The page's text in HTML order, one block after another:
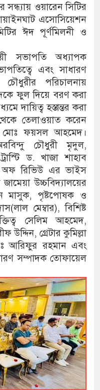
ওয়ারেন সিটির
এসোসিয়েশন
ঈদ পূর্ণমিলনী ও
সভাপতি অধ্যাপক
এবং সাধারণ
পরিচালনায়
ফুল দিয়ে বরণ করা
দায়িত্ব হস্তান্তর করা
তেলাওয়াত করেন
মোঃ ফয়সল আহমেদ।
চৌধুরী মৃদুল,
ড. খাজা শাহাব
অফ রিভিউ এর ভাইস
উচ্চবিদ্যালয়ের
মাসুক, পৃষ্টপোষক ও
মেম্বার), বিশিষ্ট
সেলিম আহমেদ,
উদ্দিন, গ্রেটার কুমিল্লা
আরিফুর রহমান এবং
সম্পাদক তোফায়েল